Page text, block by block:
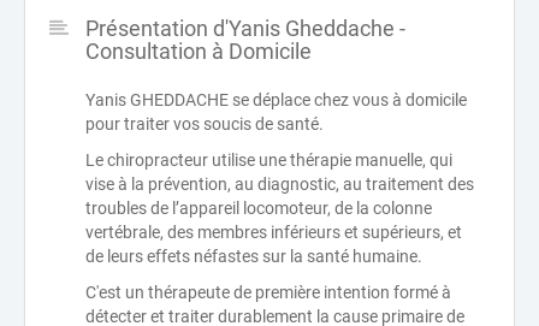
Présentation d'Yanis Gheddache -
Consultation à Domicile
Yanis GHEDDACHE se déplace chez vous à domicile
pour traiter vos soucis de santé.
Le chiropracteur utilise une thérapie manuelle, qui
vise à la prévention, au diagnostic, au traitement des
troubles de l’appareil locomoteur, de la colonne
vertébrale, des membres inférieurs et supérieurs, et
de leurs effets néfastes sur la santé humaine.
C'est un thérapeute de première intention formé à
détecter et traiter durablement la cause primaire de